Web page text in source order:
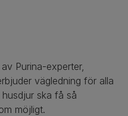
Purina-experter,
vägledning för alla
ska få så
möjligt.